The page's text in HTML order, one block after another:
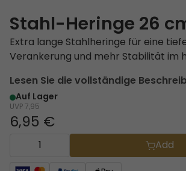
Stahl-Heringe 26
Extra lange Stahlheringe für eine
Verankerung und mehr Stabilität im
Lesen Sie die vollständige
Auf Lager
UVP7,95
6,95 €
Add